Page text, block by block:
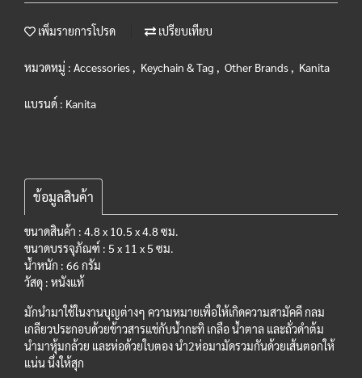
เพิ่มรายการโปรด เปรียบเทียบ
หมวดหมู่ : Accessories , Keychain & Tag , Other Brands , Kanita
แบรนด์ : Kanita
ข้อมูลสินค้า
ขนาดสินค้า : 4.8 x 10.5 x 4.8 ซม.
ขนาดบรรจุภัณฑ์ : 5 x 11 x 5 ซม.
น้ำหนัก : 66 กรัม
วัสดุ : หนังแท้
มักนำมาใช้ในงานบุญต่างๆ ความหมายเพื่อให้เกิดความสามัคคี กลม
เกลียวประกอบด้วยข้าวสารแช่กับน้ำกะทิ เกลือ น้ำตาล และถั่วดำต้ม
นำมาหุ้มกล้วย และห่อด้วยใบตอง นำ2ห่อมามัดรวมกันด้วยเส้นตอกให้
แน่น นึ่งให้สุก